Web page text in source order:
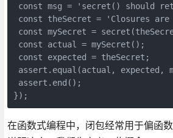
const msg = 'secret() should
const theSecret = 'Closures
const mySecret =
const actual = mySecret();
const expected = theSecret;
assert.equal(actual, expected,
assert.end();
});
在函数式编程中，闭包经常用于偏函